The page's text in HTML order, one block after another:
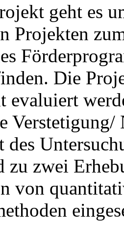
geht es
Projekten
Die
evaluiert
zu zwei
von